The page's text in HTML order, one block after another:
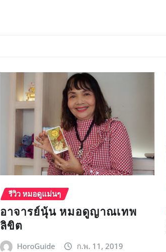
รีวิว หมอดูแม่นๆ
อาจารย์นุ้น หมอดูญาณเทพ
ลิขิต
HoroGuide ก.พ. 11, 2019